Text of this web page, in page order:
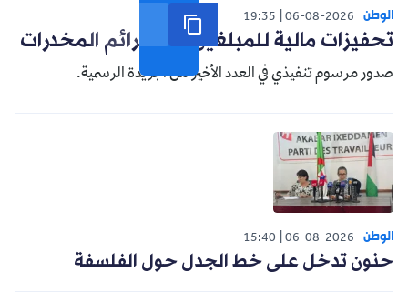
الوطن 06-08-2026
19:35
تحفيزات مالية للمبلغين عن جرائم المخدرات
صدور مرسوم تنفيذي في العدد الأخير من الجريدة الرسمية.
الوطن 06-08-2026
15:40
حنون تدخل على خط الجدل حول الفلسفة